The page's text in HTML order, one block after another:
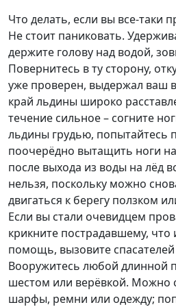
Что делать, если вы все-таки
Не стоит паниковать.
держите голову над водой,
Повернитесь в ту сторону,
уже проверен, выдержал ваш
край льдины широко
течение сильное – согните
льдины грудью, попытайтесь
поочерёдно вытащить ноги
после выхода из воды на лёд
нельзя, поскольку можно
двигаться к берегу ползком
Если вы стали очевидцем
крикните пострадавшему, что
помощь, вызовите
Вооружитесь любой длинной
шестом или верёвкой. Можно
шарфы, ремни или одежду;